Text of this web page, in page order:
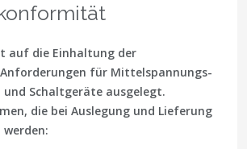
auf die Einhaltung der
für Mittelspannungs-
und Schaltgeräte ausgelegt.
die bei Auslegung und Lieferung